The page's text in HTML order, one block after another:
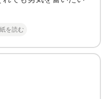
を読む